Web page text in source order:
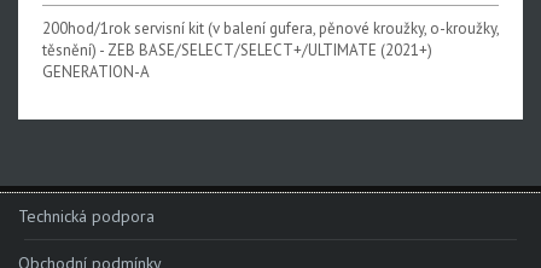
Vivid - NEW!!!
Reverb AXS - NEW!!!
Oleje, maziva, kapaliny
Odvzdušňovací sady
200hod/1rok servisní kit (v balení gufera, pěnové kroužky, o-kroužky,
těsnění) - ZEB BASE/SELECT/SELECT+/ULTIMATE (2021+)
GENERATION-A
Technická podpora
Obchodní podmínky